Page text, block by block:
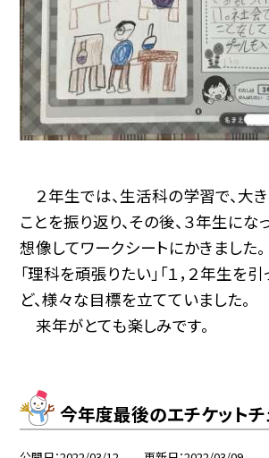
２年生では、生活科の学習で、大
ことを振り返り、その後、３年生に
想像してワークシートにかきました。
「理科を頑張りたい」「１，２年生を
ど、様々な目標を立てていました。
来年がとても楽しみです。
今年度最後のエチケットチ